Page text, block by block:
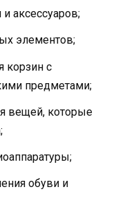
аксессуаров;
элементов;
корзин с
предметами;
вещей, которые
обуви и